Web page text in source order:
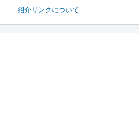
紹介リンクについて